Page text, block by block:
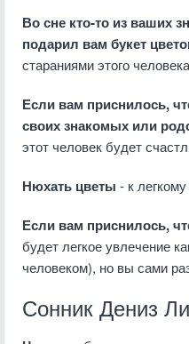
Во сне кто-то из ваших
подарил вам букет
стараниями этого
Если вам приснилось,
своих знакомых или
этот человек будет
Нюхать цветы - к
Если вам приснилось,
будет легкое увлечение
человеком), но вы сами
Сонник Дениз